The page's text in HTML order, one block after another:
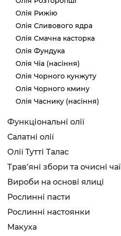
Олія Рижію
Олія Сливового ядра
Олія Смачна касторка
Олія Фундука
Олія Чіа (насіння)
Олія Чорного кунжуту
Олія Чорного кмину
Олія Часнику (насіння)
Функціональні олії
Салатні олії
Олії Тутті Талас
Трав’яні збори та очисні чаї
Вироби на основі ялиці
Рослинні пасти
Рослинні настоянки
Макуха